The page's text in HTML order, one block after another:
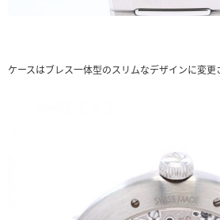
ケースはブレス一体型のスリムなデザインに変更